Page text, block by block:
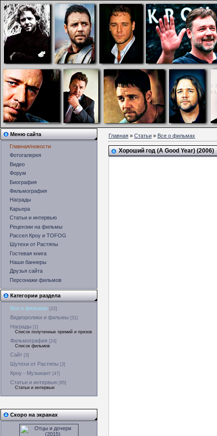
Меню сайта
Главная/новости
Фотогалерея
Видео
Форум
Биография
Фильмография
Награды
Карьера
Статьи и интервью
Рецензии на фильмы
Рассел Кроу и TOFOG
Шутехи от Растяпы
Гостевая книга
Наши баннеры
Друзья сайта
Персонажи фильмов
Категории раздела
Все о фильмах [22]
Видеоролики и фильмы [51]
Награды [1]
Список полученных премий и призов
Фильмография [24]
Список фильмов
Сайт [3]
Шутехи от Растяпы [3]
Кроу - Музыкант [47]
Статьи и интервью [85]
Статьи и интервью
Скоро на экранах
Главная»Статьи»Все о фильмах
Хороший год (A Good Year) (2006)